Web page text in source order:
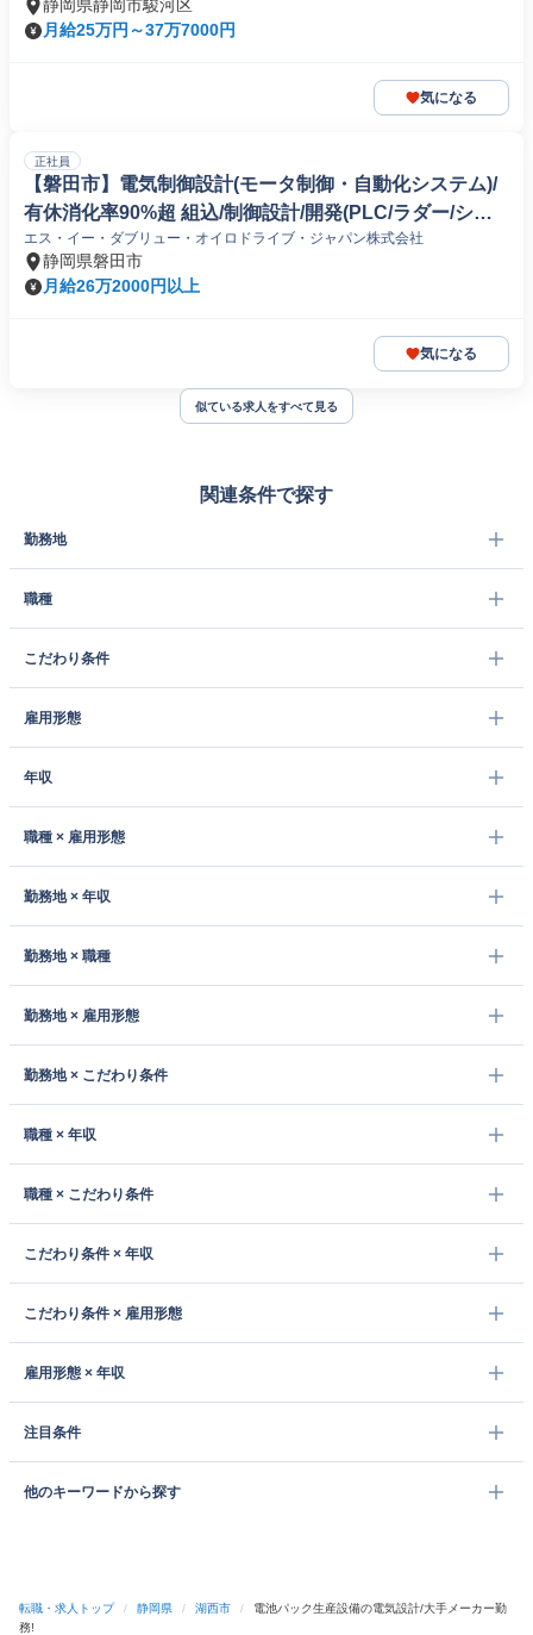
静岡県静岡市駿河区
月給25万円～37万7000円
気になる
正社員
【磐田市】電気制御設計(モータ制御・自動化システム)/
有休消化率90%超 組込/制御設計/開発(PLC/ラダー/シー
ケンス制御)
エス・イー・ダブリュー・オイロドライブ・ジャパン株式会社
静岡県磐田市
月給26万2000円以上
気になる
似ている求人をすべて見る
関連条件で探す
勤務地
職種
こだわり条件
雇用形態
年収
職種 × 雇用形態
勤務地 × 年収
勤務地 × 職種
勤務地 × 雇用形態
勤務地 × こだわり条件
職種 × 年収
職種 × こだわり条件
こだわり条件 × 年収
こだわり条件 × 雇用形態
雇用形態 × 年収
注目条件
他のキーワードから探す
転職・求人トップ / 静岡県 / 湖西市 /
電池パック生産設備の電気設計/大手メーカー勤
務!